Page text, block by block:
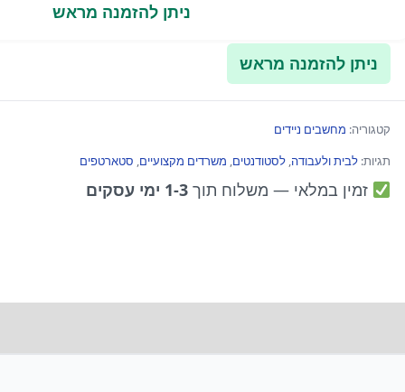
ניתן להזמנה מראש
ניתן להזמנה מראש
קטגוריה: מחשבים ניידים
תגיות: לבית ולעבודה, לסטודנטים, משרדים מקצועיים, סטארטפים
זמין במלאי — משלוח תוך1-3 ימי עסקים